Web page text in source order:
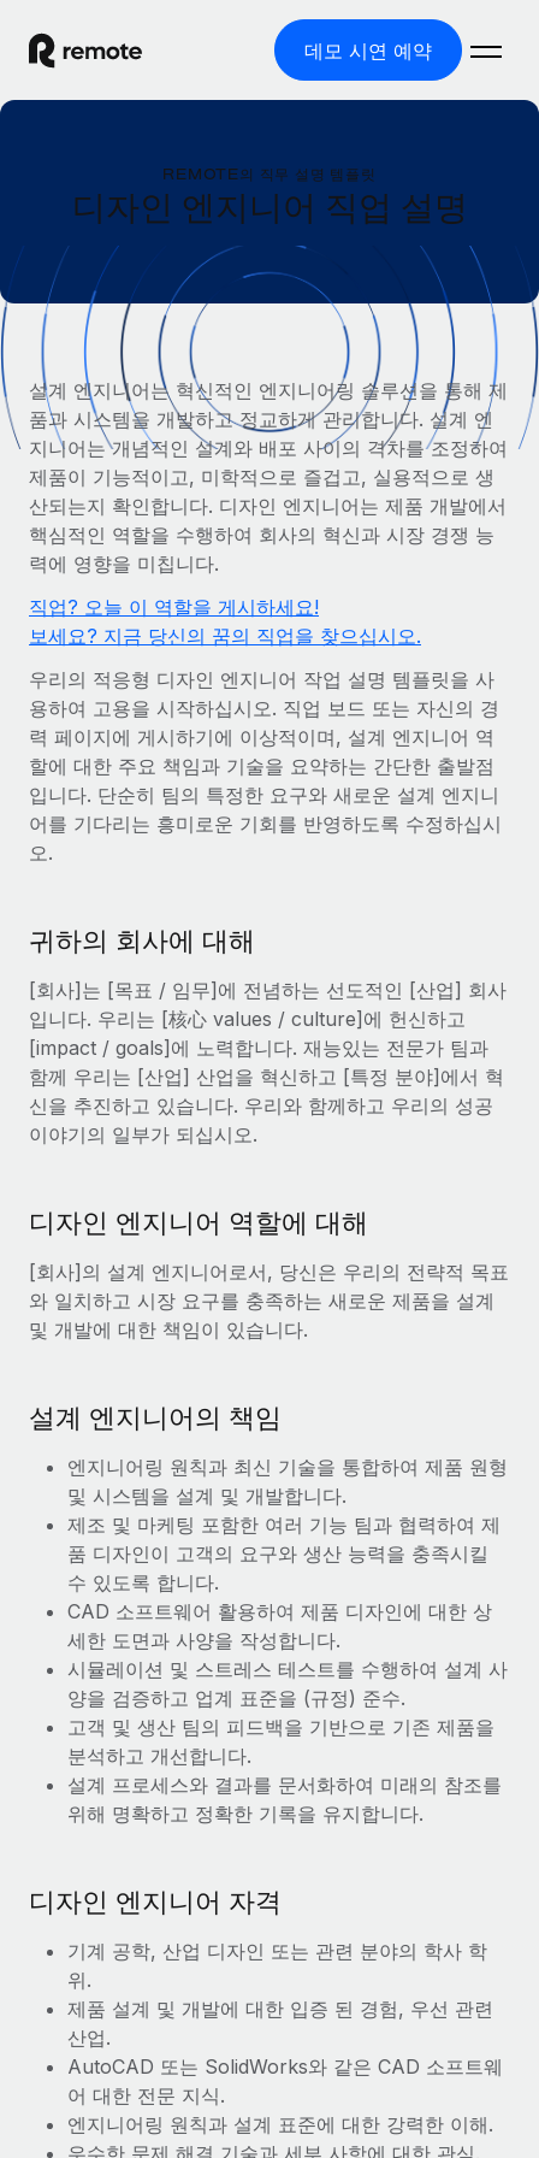
데모 시연 예약
글로벌 고용
글로벌 급여
규정을 준수하며 급여 지급을 손쉽게 처리
기록상 고용주(EOR)
법인 설립 비용 없이 전 세계로 사업을 확장
기록상 계약자
전 세계에서 규정을 준수하며 계약자 고용
계약자 관리
전 세계 계약자의 온보딩 및 관리
PEO
복잡한 고용 업무를 아웃소싱
인프라
Remote 통합
HR을 워크플로에 매끄럽게 통합
플랫폼
MCP를 사용하여 모든 AI 도구를 Remote에 연결 가능
통합
핵심 비즈니스 도구로 프로세스를 간소화
서비스
전문가 상담
신원 조사
채용 후보자 심사 프로세스 간소화
Compliance Watchtower
규정 준수 관련 위험에 선제적으로 대응
전 세계 IT 장비 제공 및 추적 관리
법인 설립
법인 설립을 빠르고 준법적으로 지원
글로벌 인재 이동 및 전근
직원 해외 이전을 간편하게 처리
복리후생
손쉬운 직원 복리후생 관리
글로벌 서비스 제공
국가별 정보
국가별 글로벌 채용 지원 알아보기
미국 주별 정보
미국 모든 주 전역에서 채용 업무를 간소화
Remote와 다른 솔루션 비교
다른 업체들과 비교해보기
성장 단계
스타트업
성장하는 기업을 위한 민첩한 글로벌 HR 및 급여 솔루션
중견기업
맞춤형 HR 솔루션으로 팀 확장
엔터프라이즈
대기업을 위한 글로벌 HR
전략적 기술 파트너
플랫폼에 글로벌 HR을 유연하게 통합
파트너 되기
Remote와의 파트너십 기회 탐색
Remote Build
곧 제공 예정
통합 및 AI 자동화 컨설팅
사례 연구
리소스
도구 및 계산기
오분류 리스크 평가 도구
국가별 직원 오분류 리스크 확인
직원 비용 계산기
국가별 총 인건비 계산
계약자 지급 계산기
리서치 및 가이드
사례 연구
HR 용어집
웨비나
이벤트
뉴스룸
급여 및 인재 인사이트
인사이트 센터
블로그
EOR 및 PEO
계약자 관리
세금
블로그 둘러보기
블로그
Remote 제품 관련 소식: Gusto 및 Xero와의 통합과
Remote Contractor Management Plus
Remote의 사명은 모든 규모의 기업이 전 세계 어디서든 업무에 가
장 적합 사람을 찾아 채용 및 관리하고 급여를 지급하도록 돕는 것
입니다. 이를 위해 최근 몇 주 동안 새로운...
Shootsta가 Remote를 통해 네 개의 시장에서 글로벌
채용을 확장한 방법
비디오 콘텐츠를 활용한 마케팅이 계속해서 인기를 끌면서, 기업들
에게는 흥미롭고 전문적인 비디오 제작이 어느 때보다 중요해졌습
니다. 그러나 대부분의 회사들은 그렇게 높은 품질의...
자세히 알아보기
한국어
English
Français
Deutsch
Español
Italiano
日本語
한국어
中文（简体）
REMOTE의 직무 설명 템플릿
디자인 엔지니어 직업 설명
설계 엔지니어는 혁신적인 엔지니어링 솔루션을 통해 제
품과 시스템을 개발하고 정교하게 관리합니다. 설계 엔
지니어는 개념적인 설계와 배포 사이의 격차를 조정하여
제품이 기능적이고, 미학적으로 즐겁고, 실용적으로 생
산되는지 확인합니다. 디자인 엔지니어는 제품 개발에서
핵심적인 역할을 수행하여 회사의 혁신과 시장 경쟁 능
력에 영향을 미칩니다.
직업? 오늘 이 역할을 게시하세요!
보세요? 지금 당신의 꿈의 직업을 찾으십시오.
우리의 적응형 디자인 엔지니어 작업 설명 템플릿을 사
용하여 고용을 시작하십시오. 직업 보드 또는 자신의 경
력 페이지에 게시하기에 이상적이며, 설계 엔지니어 역
할에 대한 주요 책임과 기술을 요약하는 간단한 출발점
입니다. 단순히 팀의 특정한 요구와 새로운 설계 엔지니
어를 기다리는 흥미로운 기회를 반영하도록 수정하십시
오.
귀하의 회사에 대해
[회사]는 [목표 / 임무]에 전념하는 선도적인 [산업] 회사
입니다. 우리는 [核心 values / culture]에 헌신하고
[impact / goals]에 노력합니다. 재능있는 전문가 팀과
함께 우리는 [산업] 산업을 혁신하고 [특정 분야]에서 혁
신을 추진하고 있습니다. 우리와 함께하고 우리의 성공
이야기의 일부가 되십시오.
디자인 엔지니어 역할에 대해
[회사]의 설계 엔지니어로서, 당신은 우리의 전략적 목표
와 일치하고 시장 요구를 충족하는 새로운 제품을 설계
및 개발에 대한 책임이 있습니다.
설계 엔지니어의 책임
엔지니어링 원칙과 최신 기술을 통합하여 제품 원형
및 시스템을 설계 및 개발합니다.
제조 및 마케팅 포함한 여러 기능 팀과 협력하여 제
품 디자인이 고객의 요구와 생산 능력을 충족시킬
수 있도록 합니다.
CAD 소프트웨어 활용하여 제품 디자인에 대한 상
세한 도면과 사양을 작성합니다.
시뮬레이션 및 스트레스 테스트를 수행하여 설계 사
양을 검증하고 업계 표준을 (규정) 준수.
고객 및 생산 팀의 피드백을 기반으로 기존 제품을
분석하고 개선합니다.
설계 프로세스와 결과를 문서화하여 미래의 참조를
위해 명확하고 정확한 기록을 유지합니다.
디자인 엔지니어 자격
기계 공학, 산업 디자인 또는 관련 분야의 학사 학
위.
제품 설계 및 개발에 대한 입증 된 경험, 우선 관련
산업.
AutoCAD 또는 SolidWorks와 같은 CAD 소프트웨
어 대한 전문 지식.
엔지니어링 원칙과 설계 표준에 대한 강력한 이해.
우수한 문제 해결 기술과 세부 사항에 대한 관심.